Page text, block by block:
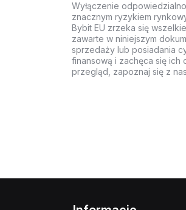
Wyłączenie
znacznym ryzykiem
Bybit EU zrzeka się
zawarte w niniejszym
sprzedaży lub posiadania
finansową i zachęca się
przegląd, zapoznaj się z